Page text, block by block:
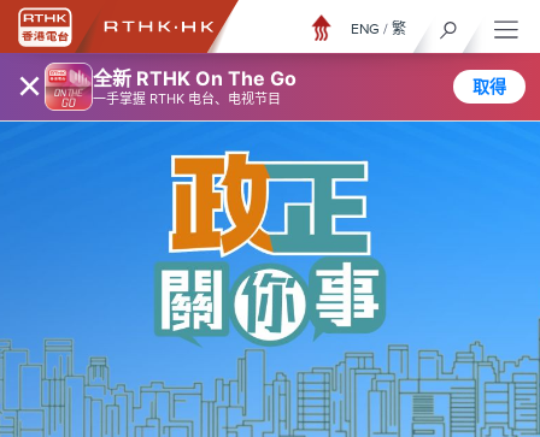
× 全新 RTHK On The Go
一手掌握 RTHK 电台、电视节目
取得
ENG / 繁